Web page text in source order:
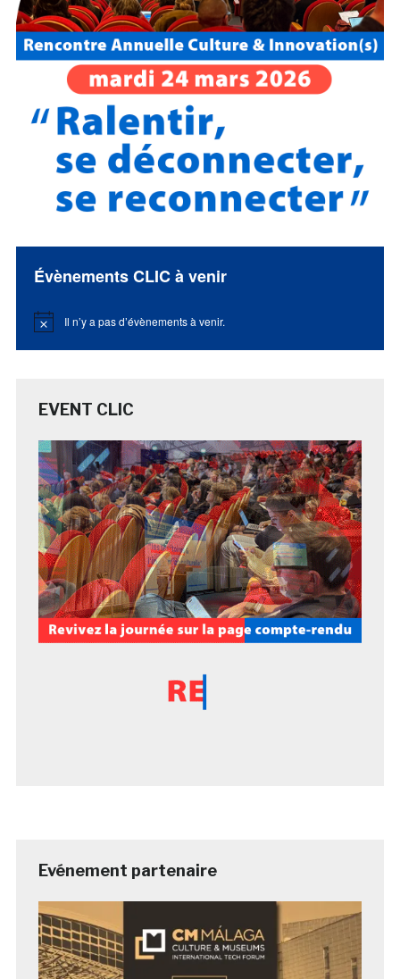
Évènements CLIC à venir
Notice Il n’y a pas d’évènements à venir.
EVENT CLIC
Evénement partenaire